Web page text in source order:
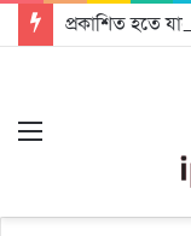
প্রকাশিত হতে